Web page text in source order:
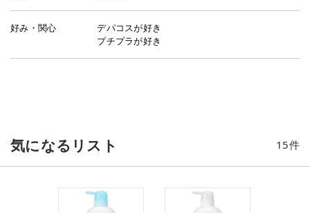
好み・関心
デパコスが好き
プチプラが好き
気になるリスト 15件